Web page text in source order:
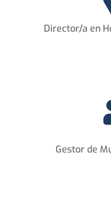
Director/a en
Gestor de